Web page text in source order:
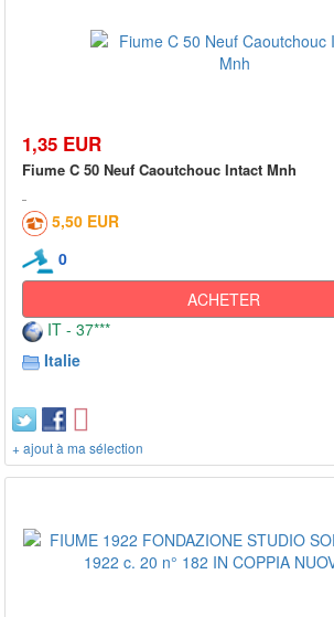
1,35 EUR
Fiume C 50 Neuf Caoutchouc Intact Mnh
5,50 EUR
0
ACHETER
IT - 37***
Italie
+ ajout à ma sélection